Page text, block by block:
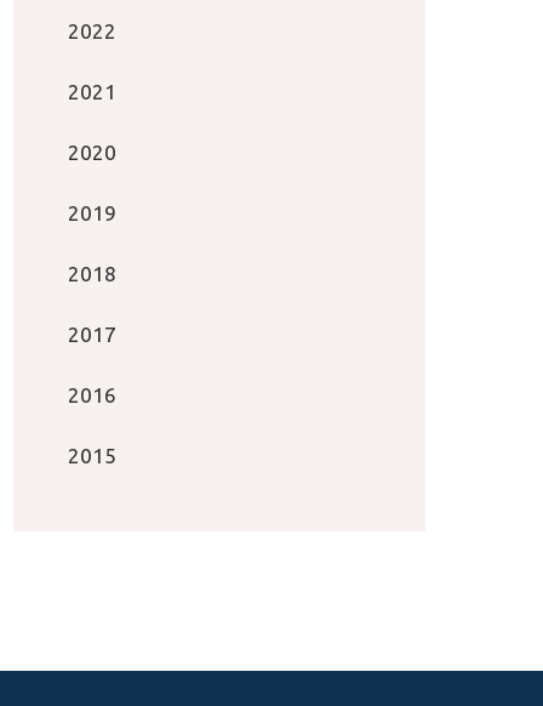
2022
2021
2020
2019
2018
2017
2016
2015